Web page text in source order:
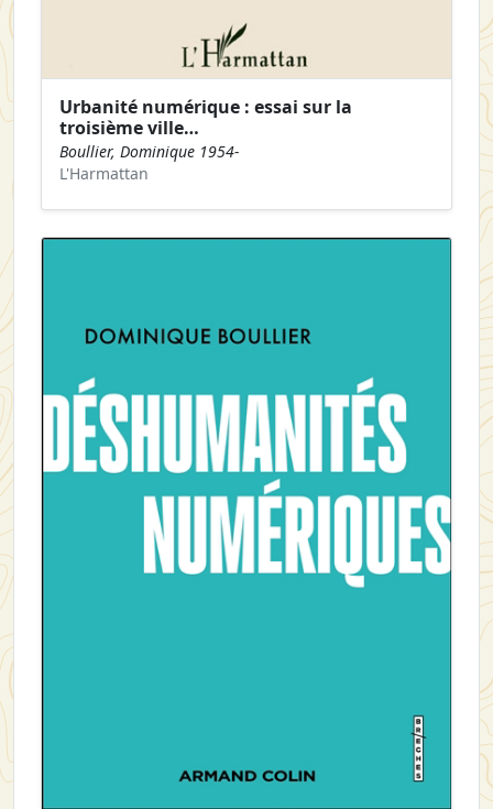
Urbanité numérique : essai sur la
troisième ville…
Boullier, Dominique 1954-
L'Harmattan